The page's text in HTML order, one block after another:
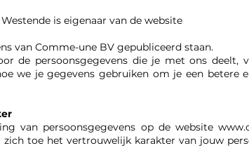
is eigenaar van de website
van Comme-une BV gepubliceerd staan.
de persoonsgegevens die je met ons deelt,
we je gegevens gebruiken om je een betere
van persoonsgegevens op de website
toe het vertrouwelijk karakter van jouw